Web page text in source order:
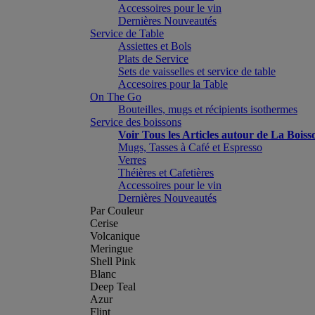
Accessoires pour le vin
Dernières Nouveautés
Service de Table
Assiettes et Bols
Plats de Service
Sets de vaisselles et service de table
Accesoires pour la Table
On The Go
Bouteilles, mugs et récipients isothermes
Service des boissons
Voir Tous les Articles autour de La
Mugs, Tasses à Café et Espresso
Verres
Théières et Cafetières
Accessoires pour le vin
Dernières Nouveautés
Par Couleur
Cerise
Volcanique
Meringue
Shell Pink
Blanc
Deep Teal
Azur
Flint